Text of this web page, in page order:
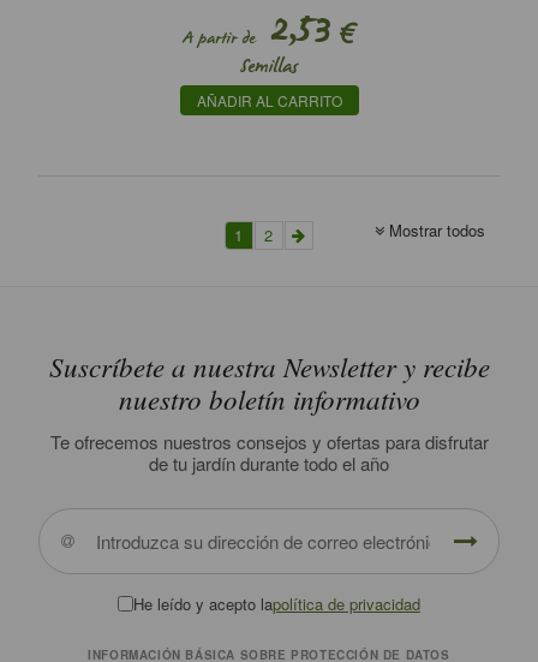
A partir de2,53 €
Semillas
AÑADIR AL CARRITO
Mostrar todos
1 2
Suscríbete a nuestra Newsletter y recibe
nuestro boletín informativo
Te ofrecemos nuestros consejos y ofertas para disfrutar
de tu jardín durante todo el año
He leído y acepto lapolítica de privacidad
INFORMACIÓN BÁSICA SOBRE PROTECCIÓN DE DATOS